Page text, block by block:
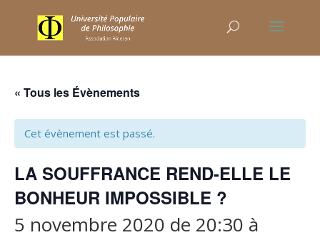
« Tous les Évènements
Cet évènement est passé.
LA SOUFFRANCE REND-ELLE LE
BONHEUR IMPOSSIBLE ?
5 novembre 2020 de 20:30 à